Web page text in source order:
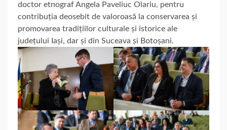
doctor etnograf Angela Paveliuc Olariu, pentru
contribuția deosebit de valoroasă la conservarea și
promovarea tradițiilor culturale și istorice ale
județului Iași, dar și din Suceava și Botoșani.